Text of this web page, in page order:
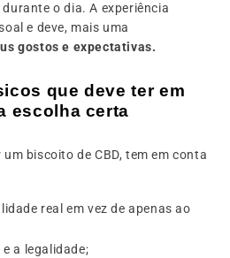
o dia. A experiência
e deve, mais uma
gostos e expectativas.
que deve ter em
escolha certa
biscoito de CBD, tem em conta
real em vez de apenas ao
a legalidade;